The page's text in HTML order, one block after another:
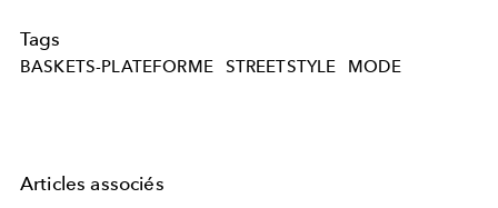
Tags
BASKETS-PLATEFORME STREETSTYLE MODE
Articles associés